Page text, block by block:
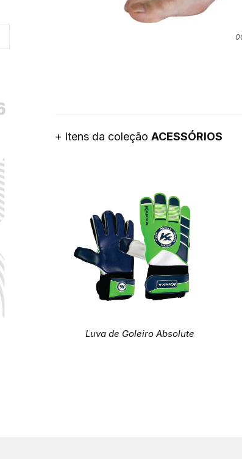
+ itens da coleção ACESSÓRIOS
Luva de Goleiro Absolute